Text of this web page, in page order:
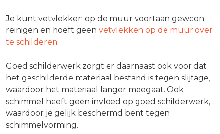
Je kunt vetvlekken op de muur voortaan gewoon
reinigen en hoeft geen vetvlekken op de muur over
te schilderen.
Goed schilderwerk zorgt er daarnaast ook voor dat
het geschilderde materiaal bestand is tegen slijtage,
waardoor het materiaal langer meegaat. Ook
schimmel heeft geen invloed op goed schilderwerk,
waardoor je gelijk beschermd bent tegen
schimmelvorming.